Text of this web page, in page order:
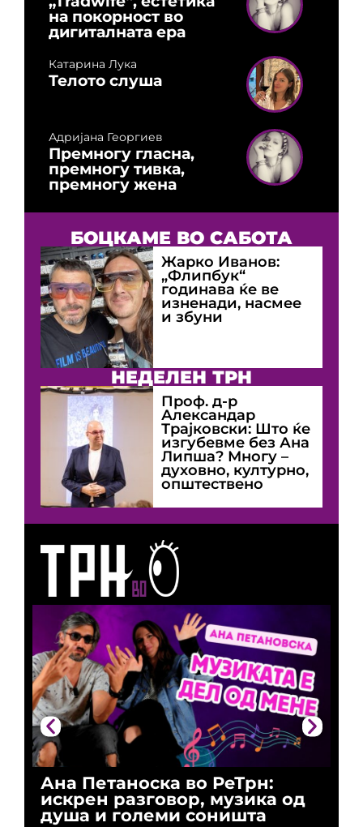
Ана Петаноска во РеТрн:
искрен разговор, музика од
душа и големи соништа
на покорност во
дигиталната ера
Катарина Лука
Телото слуша
Адријана Георгиев
Премногу гласна,
премногу тивка,
премногу жена
БОЦКАМЕ ВО САБОТА
Жарко Иванов:
„Флипбук“
годинава ќе ве
изненади, насмее
и збуни
НЕДЕЛЕН ТРН
Проф. д-р
Александар
Трајковски: Што ќе
изгубевме без Ана
Липша? Многу –
духовно, културно,
општествено